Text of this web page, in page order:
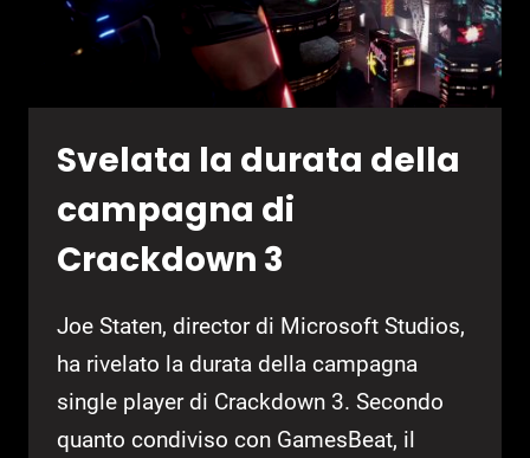
Svelata la durata della
campagna di
Crackdown 3
Joe Staten, director di Microsoft Studios,
ha rivelato la durata della campagna
single player di Crackdown 3. Secondo
quanto condiviso con GamesBeat, il